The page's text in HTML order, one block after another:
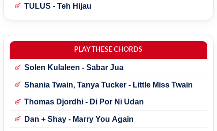
TULUS - Teh Hijau
PLAY THESE CHORDS
Solen Kulaleen - Sabar Jua
Shania Twain, Tanya Tucker - Little Miss Twain
Thomas Djordhi - Di Por Ni Udan
Dan + Shay - Marry You Again